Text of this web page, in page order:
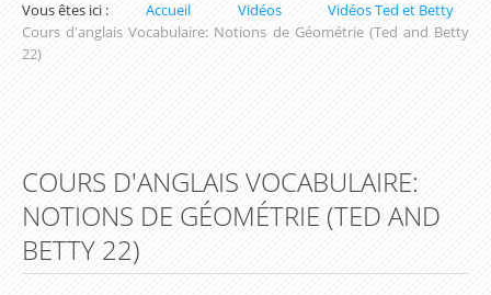
Exercices de Conjugaison en Anglais
obligatoire)
Parcours du Présent Simple
Parcours sur les Couleurs en Anglais
Vous êtes ici : Accueil Vidéos
Vidéos Ted et Betty
Cours d'anglais Vocabulaire: Notions de Géométrie (Ted and Betty
22)
COURS D'ANGLAIS VOCABULAIRE:
NOTIONS DE GÉOMÉTRIE (TED AND
BETTY 22)